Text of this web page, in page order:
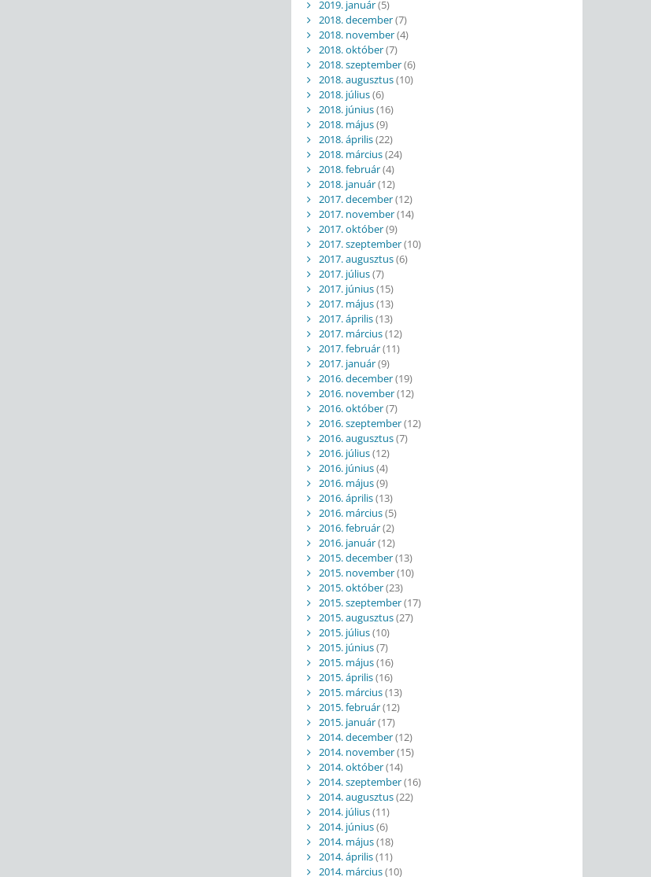
2019. január(5)
2018. december(7)
2018. november(4)
2018. október(7)
2018. szeptember(6)
2018. augusztus(10)
2018. július(6)
2018. június(16)
2018. május(9)
2018. április(22)
2018. március(24)
2018. február(4)
2018. január(12)
2017. december(12)
2017. november(14)
2017. október(9)
2017. szeptember(10)
2017. augusztus(6)
2017. július(7)
2017. június(15)
2017. május(13)
2017. április(13)
2017. március(12)
2017. február(11)
2017. január(9)
2016. december(19)
2016. november(12)
2016. október(7)
2016. szeptember(12)
2016. augusztus(7)
2016. július(12)
2016. június(4)
2016. május(9)
2016. április(13)
2016. március(5)
2016. február(2)
2016. január(12)
2015. december(13)
2015. november(10)
2015. október(23)
2015. szeptember(17)
2015. augusztus(27)
2015. július(10)
2015. június(7)
2015. május(16)
2015. április(16)
2015. március(13)
2015. február(12)
2015. január(17)
2014. december(12)
2014. november(15)
2014. október(14)
2014. szeptember(16)
2014. augusztus(22)
2014. július(11)
2014. június(6)
2014. május(18)
2014. április(11)
2014. március(10)